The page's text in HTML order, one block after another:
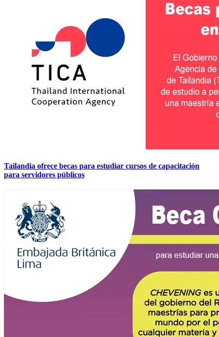
Tailandia ofrece becas para estudiar cursos de capacitación
para servidores públicos